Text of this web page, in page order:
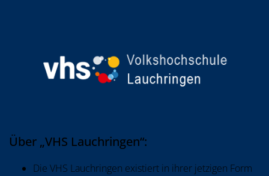
Über „VHS Lauchringen“:
Die VHS Lauchringen existiert in ihrer jetzigen Form